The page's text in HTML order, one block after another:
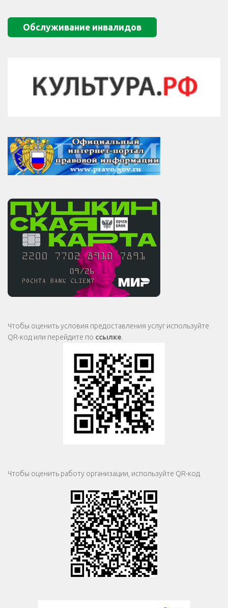
Обслуживание инвалидов
Чтобы оценить условия предоставления услуг используйте
QR-код или перейдите по ссылке.
Чтобы оценить работу организации, используйте QR-код